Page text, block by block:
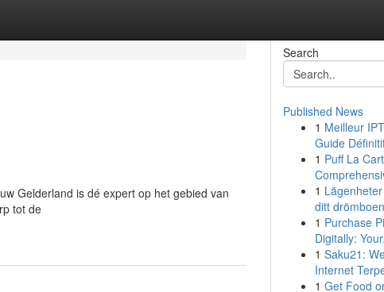
Gelderland is dé expert op het gebied van
tot de
Search
Published News
1 Meilleur
Guide
1 Puff La
1
ditt
1 Purchase
Digitally:
1 Saku21:
Internet
1 Get Food